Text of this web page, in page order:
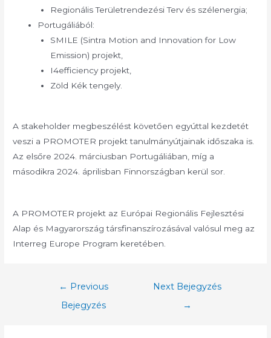
Regionális Területrendezési Terv és szélenergia;
Portugáliából:
SMILE (Sintra Motion and Innovation for Low
Emission) projekt,
I4efficiency projekt,
Zöld Kék tengely.
A stakeholder megbeszélést követően egyúttal kezdetét
veszi a PROMOTER projekt tanulmányútjainak időszaka is.
Az elsőre 2024. márciusban Portugáliában, míg a
másodikra 2024. áprilisban Finnországban kerül sor.
A PROMOTER projekt az Európai Regionális Fejlesztési
Alap és Magyarország társfinanszírozásával valósul meg az
Interreg Europe Program keretében.
Bejegyzés
← Previous
Bejegyzés
Next Bejegyzés
→